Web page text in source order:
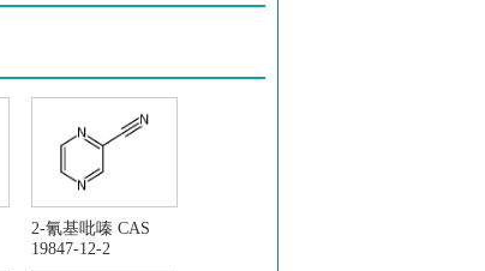
2-氰基吡嗪 CAS
19847-12-2